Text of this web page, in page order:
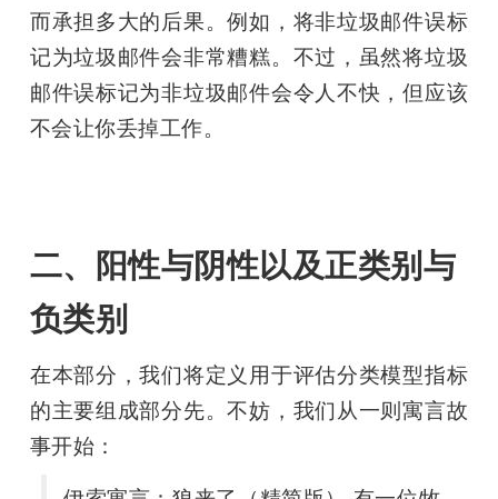
而承担多大的后果。例如，将非垃圾邮件误标
记为垃圾邮件会非常糟糕。不过，虽然将垃圾
邮件误标记为非垃圾邮件会令人不快，但应该
不会让你丢掉工作。
二、阳性与阴性以及正类别与
负类别
在本部分，我们将定义用于评估分类模型指标
的主要组成部分先。不妨，我们从一则寓言故
事开始：